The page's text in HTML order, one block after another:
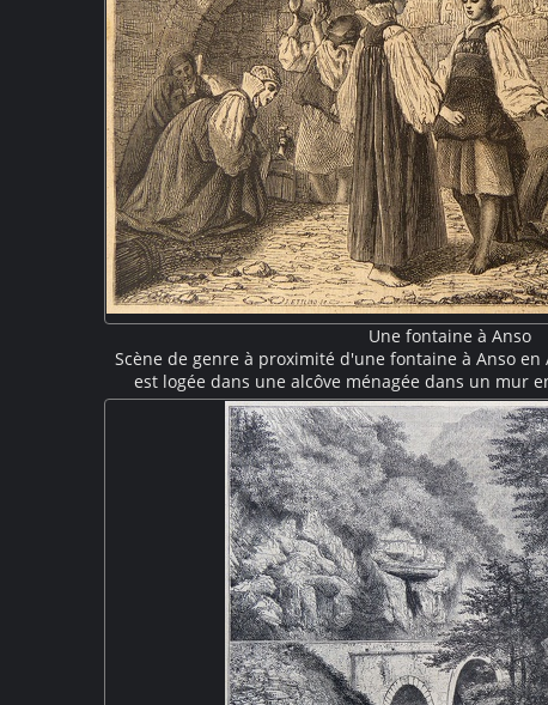
Une fontaine à Anso
Scène de genre à proximité d'une fontaine à Anso en
est logée dans une alcôve ménagée dans un mur
remplit d'eau ses récipients, un personnage boit à
joue de la guitare pour des femmes et un enfant.
traditionnels esquissent quelques pas de danse.
un tableau de M.